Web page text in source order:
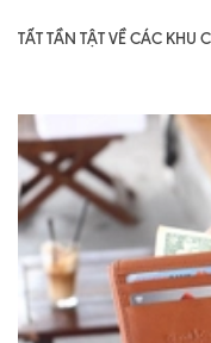
TẤT TẦN TẬT VỀ CÁC KHU